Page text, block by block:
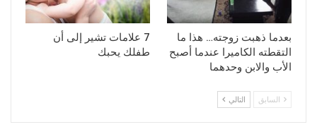
بعدما ذهبت زوجته… هذا ما
التقطته الكاميرا عندما أصبح
الأب والابن وحدهما
7 علامات تشير إلى أن
طفلك يحبك
السابق التالي